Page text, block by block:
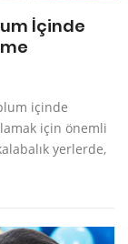
İçinde
içinde
için önemli
yerlerde,